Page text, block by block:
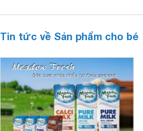
Tin tức về Sản phẩm cho bé